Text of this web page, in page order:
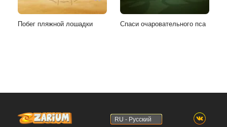
Побег пляжной лошадки Спаси очаровательного пса
RU - Русский